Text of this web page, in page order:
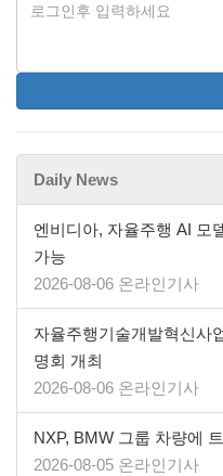
Daily News
엔비디아, 자율주행 AI 모
가능
2026-08-06 온라인기사
자율주행기술개발혁신사
명회 개최
2026-08-06 온라인기사
NXP, BMW 그룹 차량에
2026-08-05 온라인기사